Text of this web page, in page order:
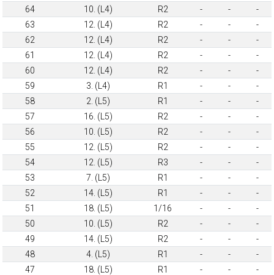
64
10. (L4) R2 - -
-
63
12. (L4) R2 - -
-
62
12. (L4) R2 - -
-
61
12. (L4) R2 - -
-
60
12. (L4) R2 - -
-
59
3. (L4) R1 - -
-
58
2. (L5) R1 - -
-
57
16. (L5) R2 - -
-
56
10. (L5) R2 - -
-
55
12. (L5) R2 - -
-
54
12. (L5) R3 - -
-
53
7. (L5) R1 - -
-
52
14. (L5) R1 - -
-
51
18. (L5) 1/16 - -
-
50
10. (L5) R2 - -
-
49
14. (L5) R2 - -
-
48
4. (L5) R1 - -
-
47
18. (L5) R1 - -
-